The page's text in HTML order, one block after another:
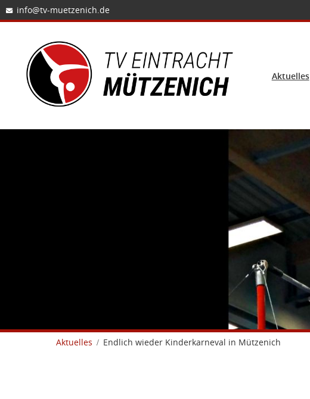
info@tv-muetzenich.de
Aktuelles
Aktuelles Endlich wieder Kinderkarneval in Mützenich